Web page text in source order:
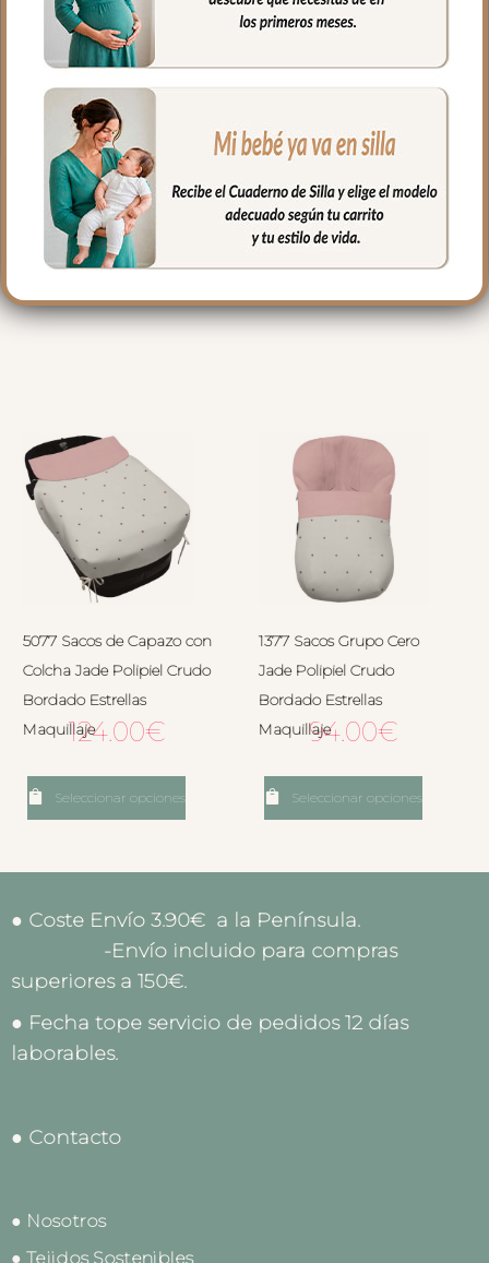
Puedes lavar a mano o en lavadora,
siempre agua fría, jabones no abrasivos y
Medidas 98 X 70cm
PRODUCTOS
5077 Sacos de Capazo con
Colcha Jade Polipiel Crudo
Bordado Estrellas
Maquillaje124.00€
Seleccionar opciones
1377 Sacos Grupo Cero
Jade Polipiel Crudo
Bordado Estrellas
Maquillaje94.00€
Seleccionar opciones
● Coste Envío 3.90€ a la Península.
-Envío incluido para compras
superiores a 150€.
● Fecha tope servicio de pedidos 12 días
laborables.
● Contacto
● Nosotros
● Tejidos Sostenibles